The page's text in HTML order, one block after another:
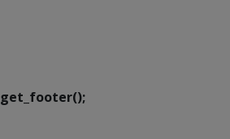
get_footer();